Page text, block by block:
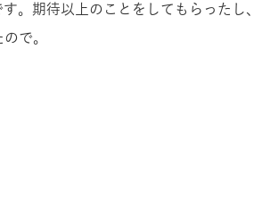
。期待以上のことをしてもらったし、
で。